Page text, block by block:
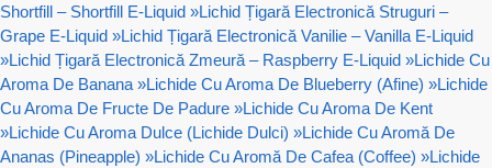
Shortfill – Shortfill E-Liquid »Lichid Țigară Electronică Struguri –
Grape E-Liquid »Lichid Țigară Electronică Vanilie – Vanilla E-Liquid
»Lichid Țigară Electronică Zmeură – Raspberry E-Liquid »Lichide Cu
Aroma De Banana »Lichide Cu Aroma De Blueberry (Afine) »Lichide
Cu Aroma De Fructe De Padure »Lichide Cu Aroma De Kent
»Lichide Cu Aroma Dulce (Lichide Dulci) »Lichide Cu Aromă De
Ananas (Pineapple) »Lichide Cu Aromă De Cafea (Coffee) »Lichide